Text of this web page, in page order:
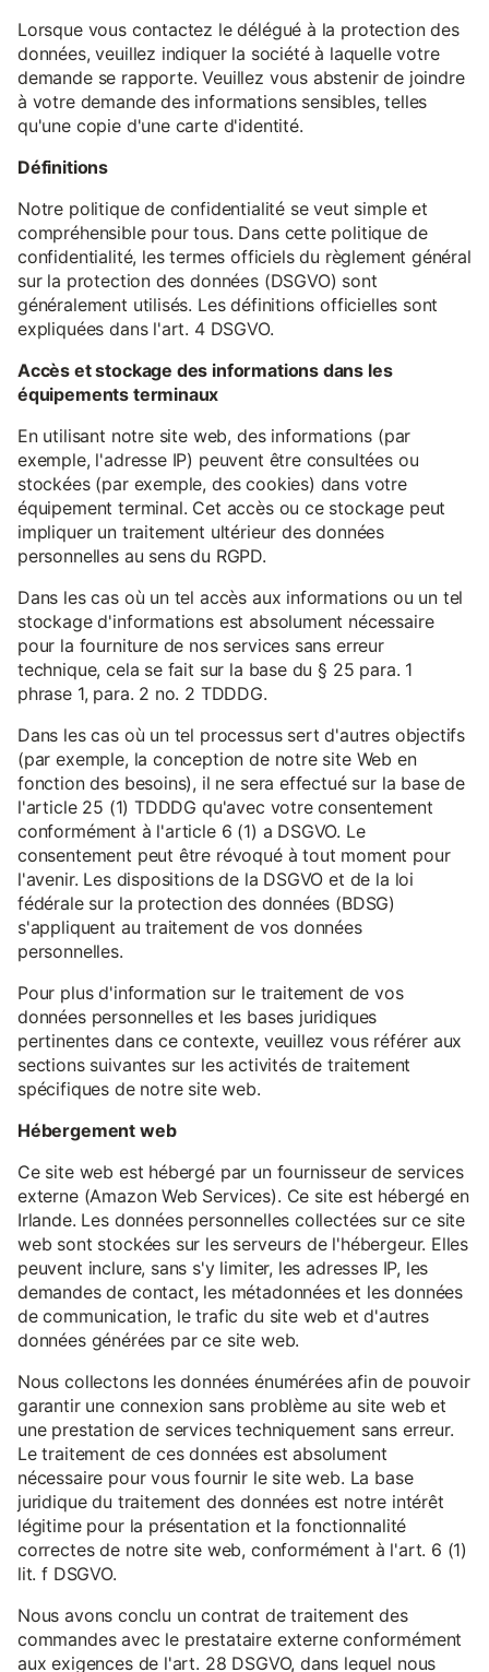
Lorsque vous contactez le délégué à la protection des
données, veuillez indiquer la société à laquelle votre
demande se rapporte. Veuillez vous abstenir de joindre
à votre demande des informations sensibles, telles
qu'une copie d'une carte d'identité.
Définitions
Notre politique de confidentialité se veut simple et
compréhensible pour tous. Dans cette politique de
confidentialité, les termes officiels du règlement général
sur la protection des données (DSGVO) sont
généralement utilisés. Les définitions officielles sont
expliquées dans l'art. 4 DSGVO.
Accès et stockage des informations dans les
équipements terminaux
En utilisant notre site web, des informations (par
exemple, l'adresse IP) peuvent être consultées ou
stockées (par exemple, des cookies) dans votre
équipement terminal. Cet accès ou ce stockage peut
impliquer un traitement ultérieur des données
personnelles au sens du RGPD.
Dans les cas où un tel accès aux informations ou un tel
stockage d'informations est absolument nécessaire
pour la fourniture de nos services sans erreur
technique, cela se fait sur la base du § 25 para. 1
phrase 1, para. 2 no. 2 TDDDG.
Dans les cas où un tel processus sert d'autres objectifs
(par exemple, la conception de notre site Web en
fonction des besoins), il ne sera effectué sur la base de
l'article 25 (1) TDDDG qu'avec votre consentement
conformément à l'article 6 (1) a DSGVO. Le
consentement peut être révoqué à tout moment pour
l'avenir. Les dispositions de la DSGVO et de la loi
fédérale sur la protection des données (BDSG)
s'appliquent au traitement de vos données
personnelles.
Pour plus d'information sur le traitement de vos
données personnelles et les bases juridiques
pertinentes dans ce contexte, veuillez vous référer aux
sections suivantes sur les activités de traitement
spécifiques de notre site web.
Hébergement web
Ce site web est hébergé par un fournisseur de services
externe (Amazon Web Services). Ce site est hébergé en
Irlande. Les données personnelles collectées sur ce site
web sont stockées sur les serveurs de l'hébergeur. Elles
peuvent inclure, sans s'y limiter, les adresses IP, les
demandes de contact, les métadonnées et les données
de communication, le trafic du site web et d'autres
données générées par ce site web.
Nous collectons les données énumérées afin de pouvoir
garantir une connexion sans problème au site web et
une prestation de services techniquement sans erreur.
Le traitement de ces données est absolument
nécessaire pour vous fournir le site web. La base
juridique du traitement des données est notre intérêt
légitime pour la présentation et la fonctionnalité
correctes de notre site web, conformément à l'art. 6 (1)
lit. f DSGVO.
Nous avons conclu un contrat de traitement des
commandes avec le prestataire externe conformément
aux exigences de l'art. 28 DSGVO, dans lequel nous